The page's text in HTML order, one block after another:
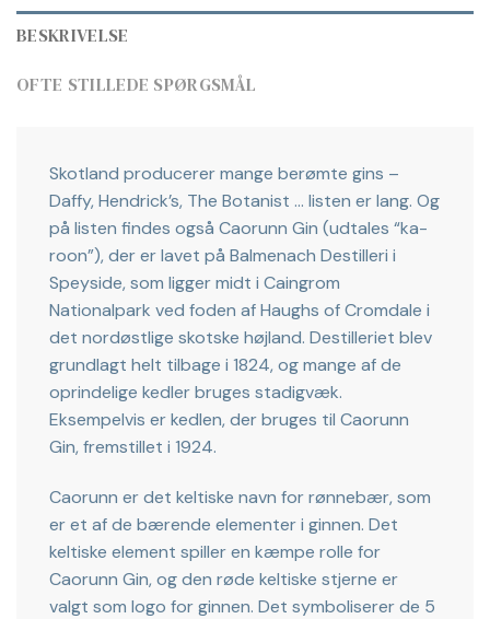
BESKRIVELSE
OFTE STILLEDE SPØRGSMÅL
Skotland producerer mange berømte gins –
Daffy, Hendrick’s, The Botanist … listen er lang. Og
på listen findes også Caorunn Gin (udtales “ka-
roon”), der er lavet på Balmenach Destilleri i
Speyside, som ligger midt i Caingrom
Nationalpark ved foden af Haughs of Cromdale i
det nordøstlige skotske højland. Destilleriet blev
grundlagt helt tilbage i 1824, og mange af de
oprindelige kedler bruges stadigvæk.
Eksempelvis er kedlen, der bruges til Caorunn
Gin, fremstillet i 1924.
Caorunn er det keltiske navn for rønnebær, som
er et af de bærende elementer i ginnen. Det
keltiske element spiller en kæmpe rolle for
Caorunn Gin, og den røde keltiske stjerne er
valgt som logo for ginnen. Det symboliserer de 5